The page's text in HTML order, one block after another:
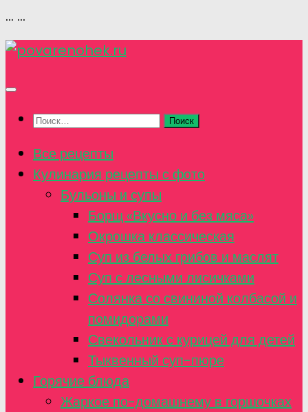
... ...
Перейти
содержимому
Найти:
Все рецепты
Кулинария рецепты с фото
Бульоны и супы
Борщ «Вкусно и без мяса»
Окрошка классическая
Суп из белых грибов и маслят
Суп с лесными лисичками
Солянка со свининой колбасой и
помидорами
Свекольник с курицей для детей
Тыквенный суп-пюре
Горячие блюда
Жаркое по-домашнему в горшочках